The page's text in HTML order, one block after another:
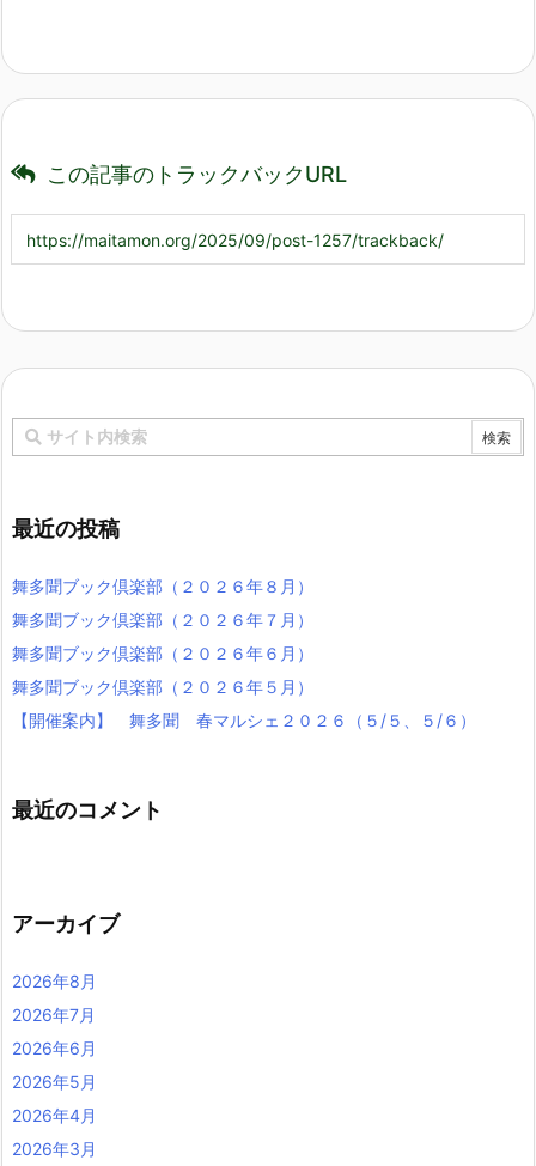
この記事のトラックバックURL
最近の投稿
舞多聞ブック倶楽部（２０２６年８月）
舞多聞ブック倶楽部（２０２６年７月）
舞多聞ブック倶楽部（２０２６年６月）
舞多聞ブック倶楽部（２０２６年５月）
【開催案内】 舞多聞 春マルシェ２０２６（５/５、５/６）
最近のコメント
アーカイブ
2026年8月
2026年7月
2026年6月
2026年5月
2026年4月
2026年3月